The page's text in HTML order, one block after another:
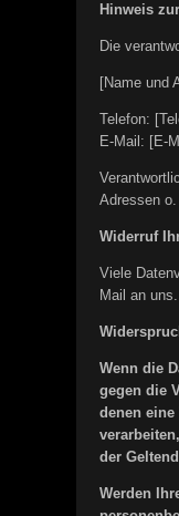
Hinweis
Die
[Name und
Telefon:
E-Mail: [E-
Adressen
Widerruf
Viele
Mail an
Wenn die
gegen die
denen
der
Werden